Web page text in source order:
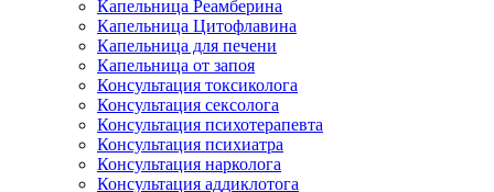
Капельница Реамберина
Капельница Цитофлавина
Капельница для печени
Капельница от запоя
Консультация токсиколога
Консультация сексолога
Консультация психотерапевта
Консультация психиатра
Консультация нарколога
Консультация аддиклотога